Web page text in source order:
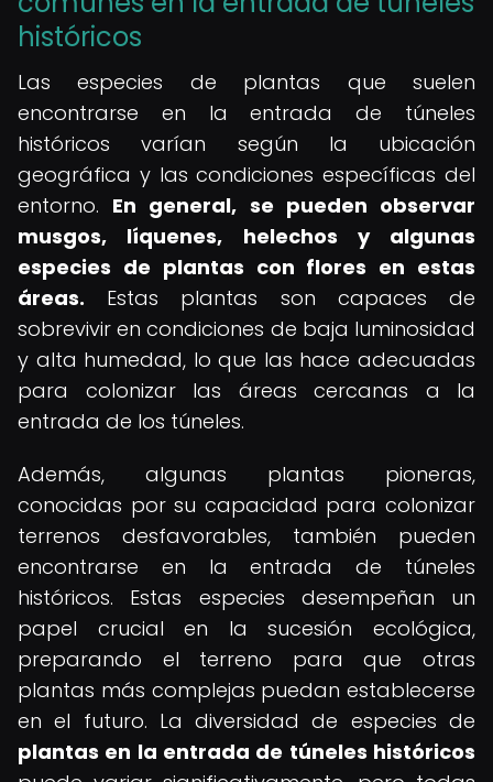
históricos
Las especies de plantas que suelen
encontrarse en la entrada de túneles
históricos varían según la ubicación
geográfica y las condiciones específicas del
entorno. En general, se pueden observar
musgos, líquenes, helechos y algunas
especies de plantas con flores en estas
áreas. Estas plantas son capaces de
sobrevivir en condiciones de baja luminosidad
y alta humedad, lo que las hace adecuadas
para colonizar las áreas cercanas a la
entrada de los túneles.
Además, algunas plantas pioneras,
conocidas por su capacidad para colonizar
terrenos desfavorables, también pueden
encontrarse en la entrada de túneles
históricos. Estas especies desempeñan un
papel crucial en la sucesión ecológica,
preparando el terreno para que otras
plantas más complejas puedan establecerse
en el futuro. La diversidad de especies de
plantas en la entrada de túneles históricos